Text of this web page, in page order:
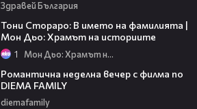
Здравей България
Тони Стораро: В името на фамилията |
Мон Дьо: Храмът на историите
1 Мон Дьо: Храмът на историите
Романтична неделна вечер с филма по
DIEMA FAMILY
diemafamily